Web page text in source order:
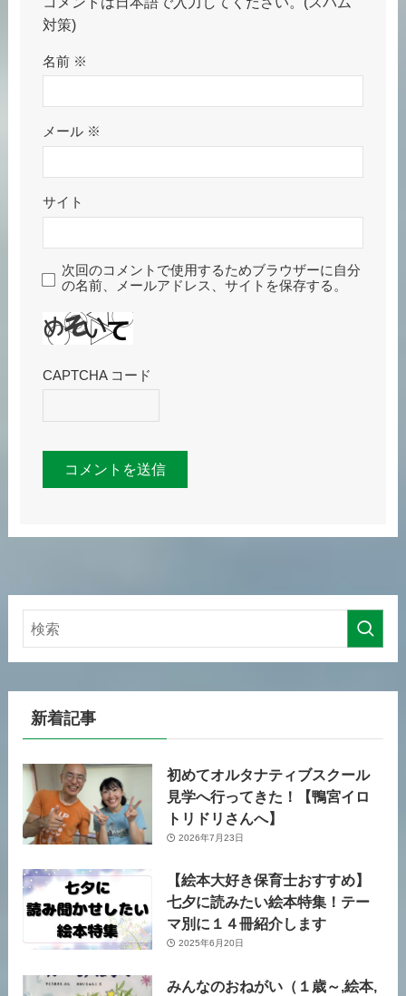
対策)
名前 ※
メール ※
サイト
次回のコメントで使用するためブラウザーに自分
の名前、メールアドレス、サイトを保存する。
CAPTCHA コード
新着記事
初めてオルタナティブスクール
見学へ行ってきた！【鴨宮イロ
トリドリさんへ】
2026年7月23日
【絵本大好き保育士おすすめ】
七夕に読みたい絵本特集！テー
マ別に１４冊紹介します
2025年6月20日
みんなのおねがい（１歳～,絵本,